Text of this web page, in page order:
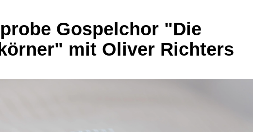
Gospelchor "Die
mit Oliver Richters